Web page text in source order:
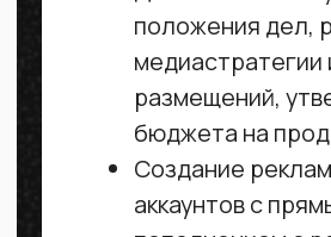
аккаунтов с прямым
счёта компании
Установка целевых действий
для отслеживания
результатов
Создание детального
профиля потенциального